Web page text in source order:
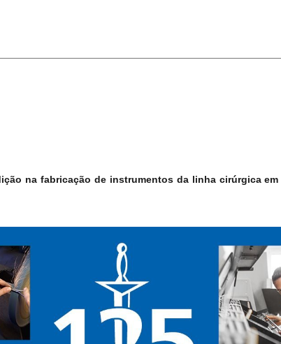
na fabricação de instrumentos da linha cirúrgica